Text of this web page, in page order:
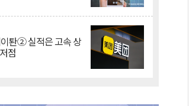
퇀② 실적은 고속 상
점